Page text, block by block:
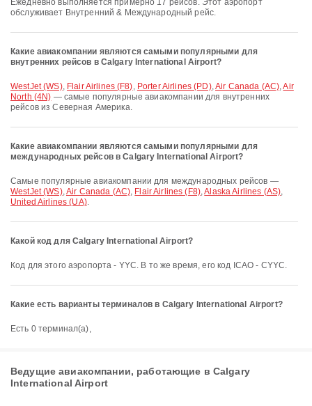
Ежедневно выполняется примерно 17 рейсов. Этот аэропорт
обслуживает Внутренний & Международный рейс.
Какие авиакомпании являются самыми популярными для
внутренних рейсов в Calgary International Airport?
WestJet (WS), Flair Airlines (F8), Porter Airlines (PD),Air Canada (AC),Air
North (4N) — самые популярные авиакомпании для внутренних
рейсов из Северная Америка.
Какие авиакомпании являются самыми популярными для
международных рейсов в Calgary International Airport?
Самые популярные авиакомпании для международных рейсов —
WestJet (WS),Air Canada (AC), Flair Airlines (F8),Alaska Airlines (AS),
United Airlines (UA).
Какой код для Calgary International Airport?
Код для этого аэропорта - YYC. В то же время, его код ICAO - CYYC.
Какие есть варианты терминалов в Calgary International Airport?
Есть 0 терминал(а),
Ведущие авиакомпании, работающие в Calgary
International Airport